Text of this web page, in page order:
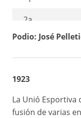
2a
etapa
etapa
Podio: José
1923
La Unió Esportiva
fusión de varias